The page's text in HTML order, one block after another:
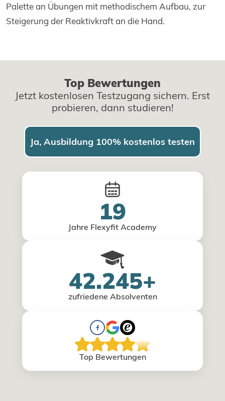
Palette an Übungen mit methodischem Aufbau, zur
Steigerung der Reaktivkraft an die Hand.
Top Bewertungen
Jetzt kostenlosen Testzugang sichern. Erst
probieren, dann studieren!
Ja, Ausbildung 100% kostenlos testen
19
Jahre Flexyfit Academy
42.245+
zufriedene Absolventen
Top Bewertungen